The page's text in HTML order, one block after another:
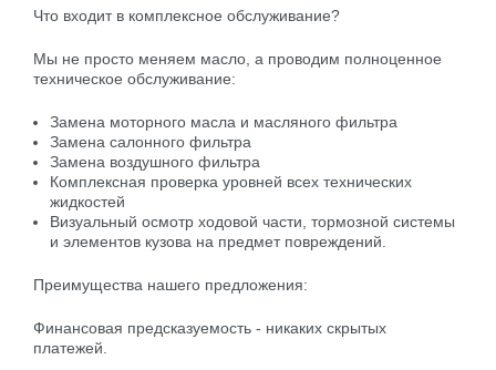
Что входит в комплексное обслуживание?
Мы не просто меняем масло, а проводим полноценное
техническое обслуживание:
Замена моторного масла и масляного фильтра
Замена салонного фильтра
Замена воздушного фильтра
Комплексная проверка уровней всех технических
жидкостей
Визуальный осмотр ходовой части, тормозной системы
и элементов кузова на предмет повреждений.
Преимущества нашего предложения:
Финансовая предсказуемость - никаких скрытых
платежей.